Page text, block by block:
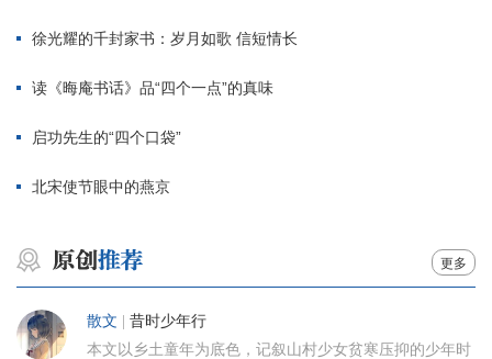
徐光耀的千封家书：岁月如歌 信短情长
读《晦庵书话》品“四个一点”的真味
启功先生的“四个口袋”
北宋使节眼中的燕京
更多
散文 昔时少年行
本文以乡土童年为底色，记叙山村少女贫寒压抑的少年时